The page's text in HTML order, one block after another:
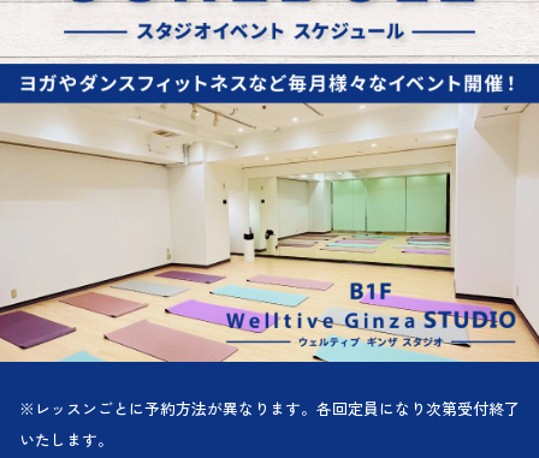
※レッスンごとに予約方法が異なります。各回定員になり次第受付終了
いたします。